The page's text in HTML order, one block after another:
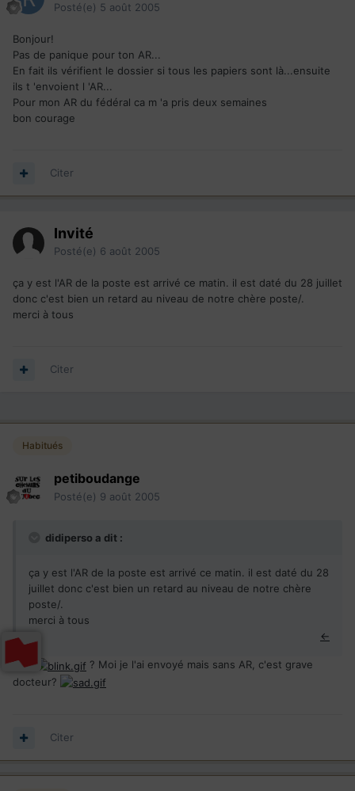
Posté(e) 5 août 2005
Bonjour!
Pas de panique pour ton AR...
En fait ils vérifient le dossier si tous les papiers sont là...ensuite
ils t 'envoient l 'AR...
Pour mon AR du fédéral ca m 'a pris deux semaines
bon courage
Citer
Invité
Posté(e) 6 août 2005
ça y est l'AR de la poste est arrivé ce matin. il est daté du 28 juillet
donc c'est bien un retard au niveau de notre chère poste/.
merci à tous
Citer
Habitués
petiboudange
Posté(e) 9 août 2005
didiperso a dit :
ça y est l'AR de la poste est arrivé ce matin. il est daté du 28
juillet donc c'est bien un retard au niveau de notre chère
poste/.
merci à tous
←
Euh
? Moi je l'ai envoyé mais sans AR, c'est grave
docteur?
Citer